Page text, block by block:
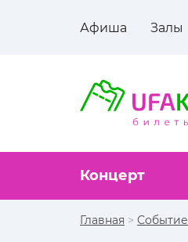
Афиша Залы
Концерт
Главная > Событие